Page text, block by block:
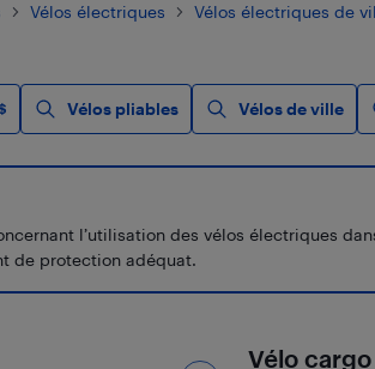
Vélos électriques Vélos électriques de
Vélos pliables Vélos de ville
l’utilisation des vélos électriques
de protection adéquat.
Vélo